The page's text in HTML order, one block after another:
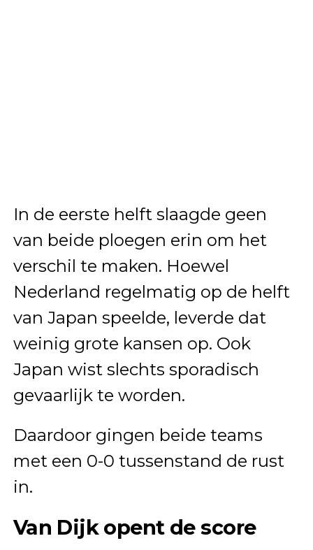
In de eerste helft slaagde geen
van beide ploegen erin om het
verschil te maken. Hoewel
Nederland regelmatig op de helft
van Japan speelde, leverde dat
weinig grote kansen op. Ook
Japan wist slechts sporadisch
gevaarlijk te worden.
Daardoor gingen beide teams
met een 0-0 tussenstand de rust
in.
Van Dijk opent de score